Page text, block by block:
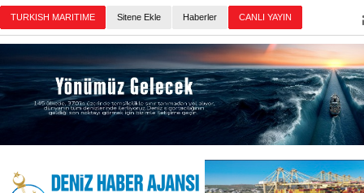
Sitene Ekle Haberler